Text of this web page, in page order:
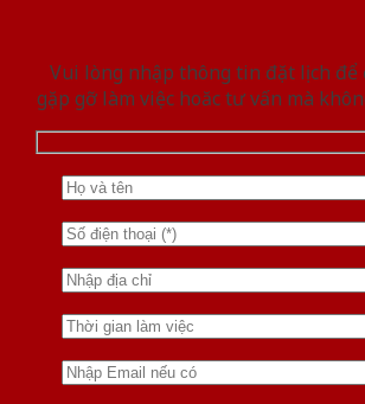
Vui lòng nhập thông tin đặt lịch để
gặp gỡ làm việc hoăc tư vấn mà